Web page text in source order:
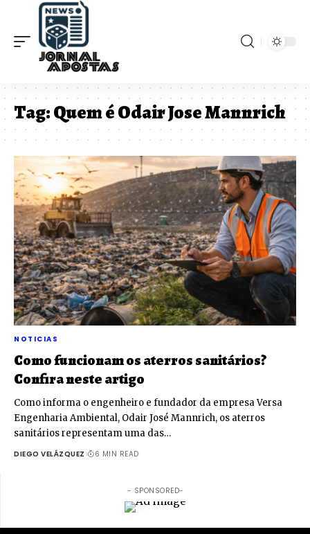
Tag:Quem é Odair Jose Mannrich
NOTICIAS
Como funcionam os aterros sanitários?
Confira neste artigo
Como informa o engenheiro e fundador da empresa Versa
Engenharia Ambiental, Odair José Mannrich, os aterros
sanitários representam uma das…
DIEGO VELÁZQUEZ 6 MIN READ
- SPONSORED-